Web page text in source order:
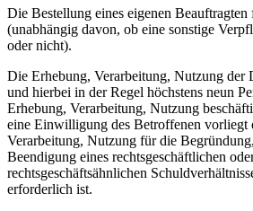
Die Bestellung eines eigenen
(unabhängig davon, ob eine sonstige
oder nicht).
Die Erhebung, Verarbeitung, Nutzung der
und hierbei in der Regel höchstens neun
Erhebung, Verarbeitung, Nutzung
eine Einwilligung des Betroffenen vorliegt
Verarbeitung, Nutzung für die
Beendigung eines rechtsgeschäftlichen
rechtsgeschäftsähnlichen
erforderlich ist.